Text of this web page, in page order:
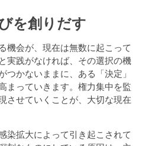
を創りだす
機会が、現在は無数に起こって
実践がなければ、その選択の機
かないままに、ある「決定」
まっていきます。権力集中を監
させていくことが、大切な現在
染拡大によって引き起こされて